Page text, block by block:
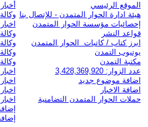
الموقع الرئيسي
هيئة ادارة الحوار المتمدن - للإتصال بنا
إحصائيات مؤسسة الحوار المتمدن
قواعد النشر
ابرز كتاب / كاتبات الحوار المتمدن
يوتيوب التمدن
مكتبة التمدن
عدد الزوار: 3,428,369,920
اضافة موضوع جديد
اضافة الاخبار
حملات الحوار المتمدن التضامنية